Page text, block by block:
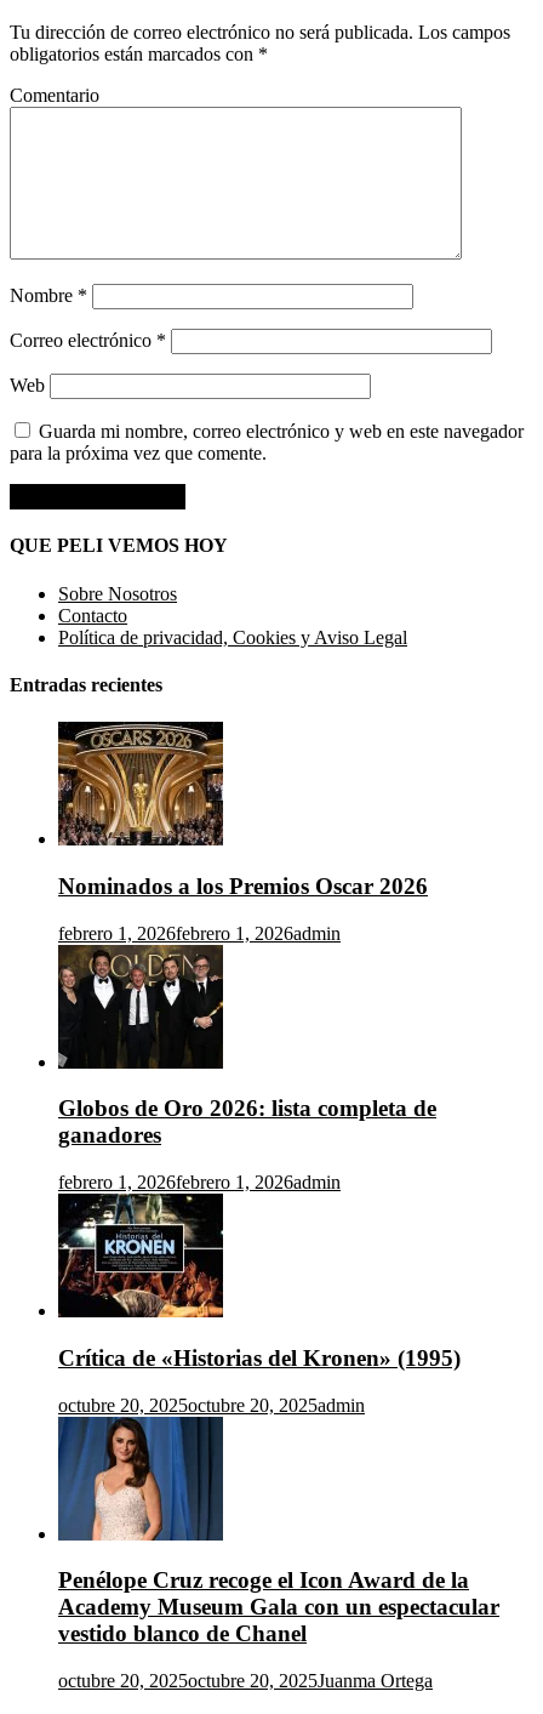
Tu dirección de correo electrónico no será publicada. Los campos
obligatorios están marcados con *
Comentario
Nombre *
Correo electrónico *
Web
Guarda mi nombre, correo electrónico y web en este navegador
para la próxima vez que comente.
QUE PELI VEMOS HOY
Sobre Nosotros
Contacto
Política de privacidad, Cookies y Aviso Legal
Entradas recientes
Nominados a los Premios Oscar 2026
febrero 1, 2026febrero 1, 2026admin
Globos de Oro 2026: lista completa de
ganadores
febrero 1, 2026febrero 1, 2026admin
Crítica de «Historias del Kronen» (1995)
octubre 20, 2025octubre 20, 2025admin
Penélope Cruz recoge el Icon Award de la
Academy Museum Gala con un espectacular
vestido blanco de Chanel
octubre 20, 2025octubre 20, 2025Juanma Ortega